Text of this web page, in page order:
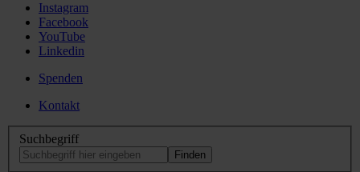
Instagram
Facebook
YouTube
Linkedin
Spenden
Kontakt
Suchbegriff